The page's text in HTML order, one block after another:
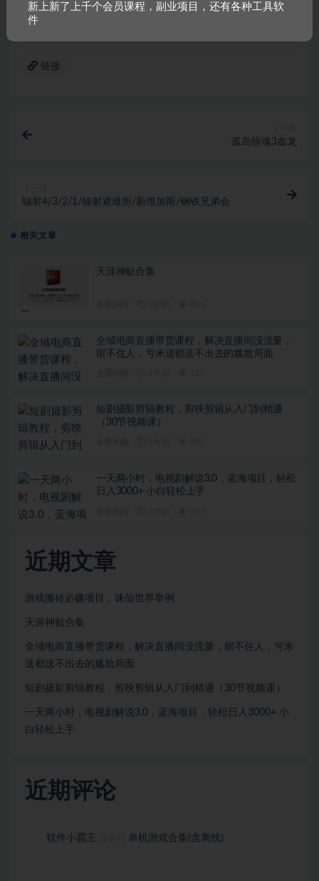
站内容侵犯了原著者的合法权益，可联系我们进行处理。
链接
孤岛惊魂3血龙
辐射4/3/2/1/辐射避难所/新维加斯/钢铁兄弟会
相关文章
天涯神贴合集
全域电商直播带货课程，解决直播间没流量，
留不住人，亏米送都送不出去的尴尬局面
短剧摄影剪辑教程，剪映剪辑从入门到精通
（30节视频课）
一天两小时，电视剧解说3.0，蓝海项目，轻松
日入3000+ 小白轻松上手
近期文章
游戏搬砖必赚项目，诛仙世界举例
天涯神贴合集
全域电商直播带货课程，解决直播间没流量，留不住人，亏米
送都送不出去的尴尬局面
短剧摄影剪辑教程，剪映剪辑从入门到精通（30节视频课）
一天两小时，电视剧解说3.0，蓝海项目，轻松日入3000+ 小
白轻松上手
近期评论
软件小霸王 单机游戏合集(含离线)
新上新了上千个会员课程，副业项目，还有各种工具软
件